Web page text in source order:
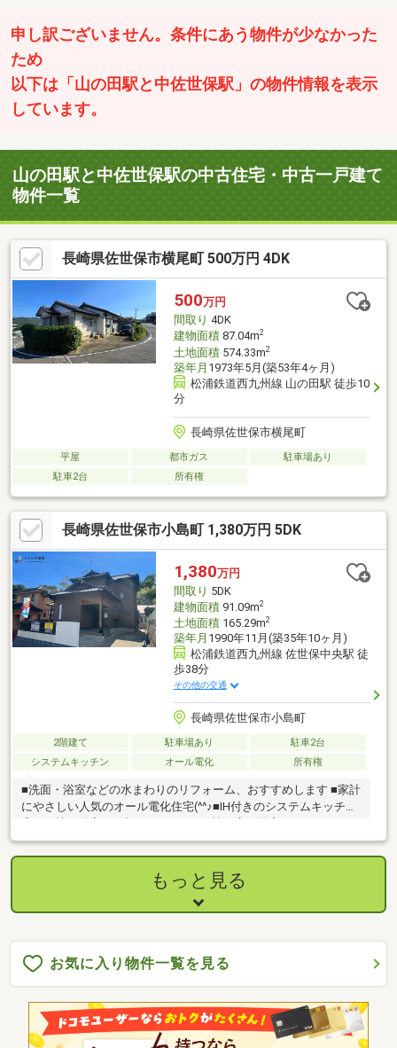
申し訳ございません。条件にあう物件が少なかった
ため
以下は「山の田駅と中佐世保駅」の物件情報を表示
しています。
山の田駅と中佐世保駅の中古住宅・中古一戸建て
物件一覧
長崎県佐世保市横尾町 500万円 4DK
500万円
間取り 4DK
建物面積87.04m2
土地面積574.33m2
築年月 1973年5月(築53年4ヶ月)
松浦鉄道西九州線 山の田駅 徒歩10
分
長崎県佐世保市横尾町
平屋 都市ガス
駐車場あり
駐車2台
所有権
長崎県佐世保市小島町 1,380万円 5DK
1,380万円
間取り 5DK
建物面積91.09m2
土地面積165.29m2
築年月 1990年11月(築35年10ヶ月)
松浦鉄道西九州線 佐世保中央駅 徒
歩38分
その他の交通
長崎県佐世保市小島町
2階建て 駐車場あり
駐車2台
システムキッチン
オール電化 所有権
■洗面・浴室などの水まわりのリフォーム、おすすめします ■家計
にやさしい人気のオール電化住宅(^^♪■IH付きのシステムキッチン
■モニター付きインターホン付き◎■トイレ2か所あり◎来客時や
大家族でも安心です♪■駐車2台可◎■ファミリーマート小島町店ま
で車で約2分◎■小島簡易郵便局まで徒歩約7分◎車で約1分◎
もっと見る
お気に入り物件一覧を見る